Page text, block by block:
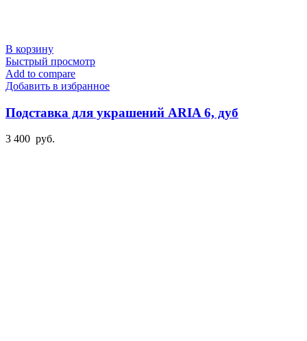
В корзину
Быстрый просмотр
Add to compare
Добавить в избранное
Подставка для украшений ARIA 6, дуб
3 400 руб.